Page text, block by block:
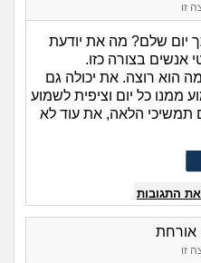
זו
יום שלם? מה את יודעת
אנשים בצורה כזו.
הוא רוצה. את יכולה גם
ממנו כל יום וציפית לשמוע
תמשיכי הלאה, את עוד לא
התגובות
זו